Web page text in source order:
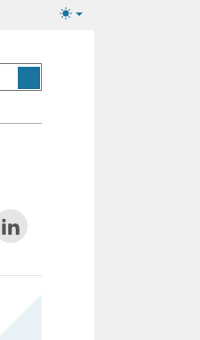
Lichte/donkere